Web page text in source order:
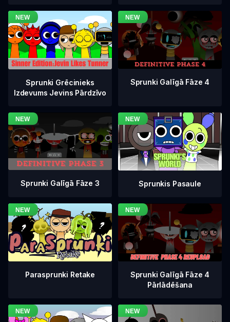
Sprunki Grēcinieks
Izdevums Jevins Pārdzīvo
Sprunki Galīgā Fāze 4
Sprunki Galīgā Fāze 3 Sprunkis Pasaule
Parasprunki Retake
Sprunki Galīgā Fāze 4
Pārlādēšana